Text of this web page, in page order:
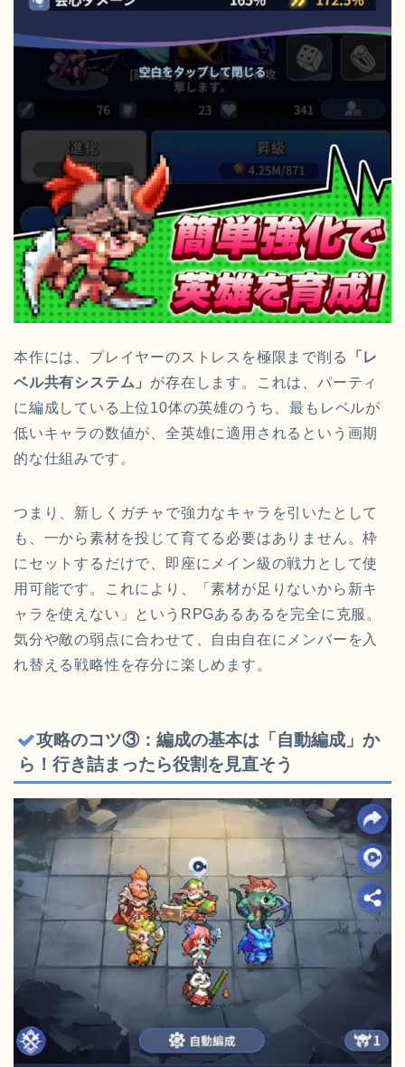
本作には、プレイヤーのストレスを極限まで削る
「レ
ベル共有システム」 が存在します。これは、パーティ
に編成している上位10体の英雄のうち、最もレベルが
低いキャラの数値が、全英雄に適用されるという画期
的な仕組みです。
つまり、新しくガチャで強力なキャラを引いたとして
も、一から素材を投じて育てる必要はありません。枠
にセットするだけで、即座にメイン級の戦力として使
用可能です。これにより、「素材が足りないから新キ
ャラを使えない」というRPGあるあるを完全に克服。
気分や敵の弱点に合わせて、自由自在にメンバーを入
れ替える戦略性を存分に楽しめます。
攻略のコツ③：編成の基本は「自動編成」か
ら！行き詰まったら役割を見直そう